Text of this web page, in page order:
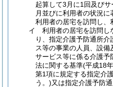
起算して3月に1回及び
月並びに利用者の状況に
利用者の居宅を訪問し、
イ
利用者の居宅を訪問し
り、指定介護予防通所介
ス等の事業の人員、設
サービス等に係る介護
法に関する基準(平成18
第1項に規定する指定介
う。)又は指定介護予防